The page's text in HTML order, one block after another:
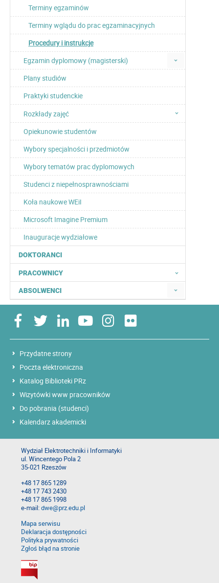
Terminy egzaminów
Terminy wglądu do prac egzaminacyjnych
Procedury i instrukcje
Egzamin dyplomowy (magisterski)
Plany studiów
Praktyki studenckie
Rozkłady zajęć
Opiekunowie studentów
Wybory specjalności i przedmiotów
Wybory tematów prac dyplomowych
Studenci z niepełnosprawnościami
Koła naukowe WEiI
Microsoft Imagine Premium
Inauguracje wydziałowe
DOKTORANCI
PRACOWNICY
ABSOLWENCI
Przydatne strony
Poczta elektroniczna
Katalog Biblioteki PRz
Wizytówki www pracowników
Do pobrania (studenci)
Kalendarz akademicki
Wydział Elektrotechniki i Informatyki
ul. Wincentego Pola 2
35-021 Rzeszów
+48 17 865 1289
+48 17 743 2430
+48 17 865 1998
e-mail:dwe@prz.edu.pl
Mapa serwisu
Deklaracja dostępności
Polityka prywatności
Zgłoś błąd na stronie